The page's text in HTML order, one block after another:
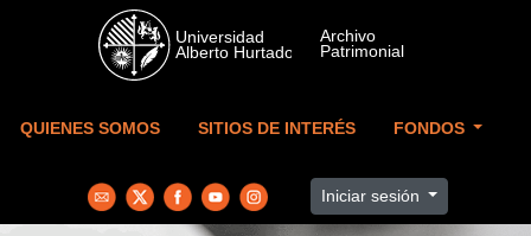
Skip to main content
QUIENES SOMOS SITIOS DE INTERÉS FONDOS
Iniciar sesión